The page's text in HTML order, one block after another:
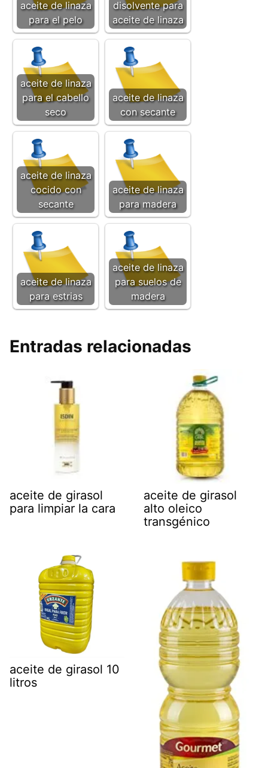
aceite de linaza
para el pelo
disolvente para
aceite de linaza
aceite de linaza
para el cabello
seco
aceite de linaza
con secante
aceite de linaza
cocido con
secante
aceite de linaza
para madera
aceite de linaza
para estrias
aceite de linaza
para suelos de
madera
Entradas relacionadas
aceite de girasol
para limpiar la cara
aceite de girasol
alto oleico
transgénico
aceite de girasol 10
litros